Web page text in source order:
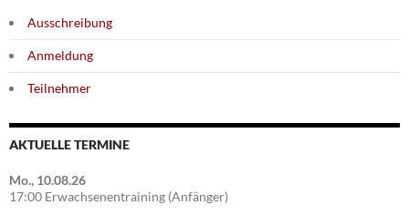
Ausschreibung
Anmeldung
Teilnehmer
AKTUELLE TERMINE
Mo., 10.08.26
17:00 Erwachsenentraining (Anfänger)